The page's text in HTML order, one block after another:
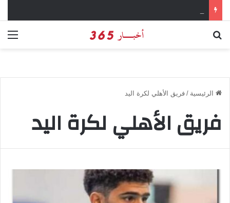
الرئيسية / فريق الأهلي لكرة اليد
فريق الأهلي لكرة اليد